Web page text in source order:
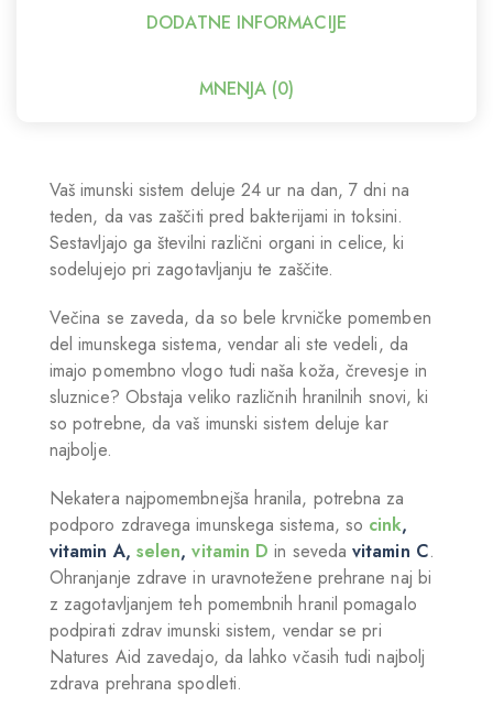
DODATNE INFORMACIJE
MNENJA (0)
Vaš imunski sistem deluje 24 ur na dan, 7 dni na
teden, da vas zaščiti pred bakterijami in toksini.
Sestavljajo ga številni različni organi in celice, ki
sodelujejo pri zagotavljanju te zaščite.
Večina se zaveda, da so bele krvničke pomemben
del imunskega sistema, vendar ali ste vedeli, da
imajo pomembno vlogo tudi naša koža, črevesje in
sluznice? Obstaja veliko različnih hranilnih snovi, ki
so potrebne, da vaš imunski sistem deluje kar
najbolje.
Nekatera najpomembnejša hranila, potrebna za
podporo zdravega imunskega sistema, so cink,
vitamin A, selen,vitamin D in sevedavitamin C.
Ohranjanje zdrave in uravnotežene prehrane naj bi
z zagotavljanjem teh pomembnih hranil pomagalo
podpirati zdrav imunski sistem, vendar se pri
Natures Aid zavedajo, da lahko včasih tudi najbolj
zdrava prehrana spodleti.